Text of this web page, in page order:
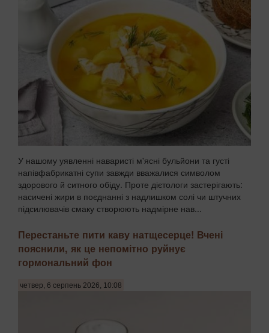
У нашому уявленні наваристі м'ясні бульйони та густі
напівфабрикатні супи завжди вважалися символом
здорового й ситного обіду. Проте дієтологи застерігають:
насичені жири в поєднанні з надлишком солі чи штучних
підсилювачів смаку створюють надмірне нав...
Перестаньте пити каву натщесерце! Вчені
пояснили, як це непомітно руйнує
гормональний фон
четвер, 6 серпень 2026, 10:08